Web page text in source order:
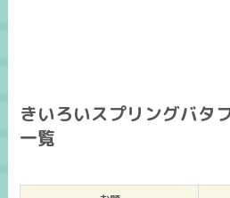
きいろいスプリングバタ
一覧